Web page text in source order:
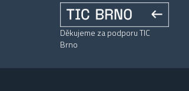
Děkujeme za podporu TIC
Brno